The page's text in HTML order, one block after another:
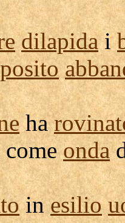
dilapidai
ha
comeonda
inesilio